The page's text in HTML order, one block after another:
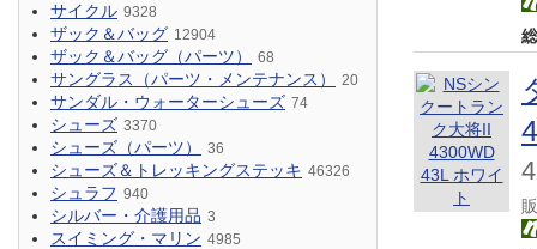
サイクル 9328
ザック＆バッグ 12904
ザック＆バッグ（パーツ） 68
サングラス（パーツ・メンテナンス） 20
サンダル・ウォーターシューズ 74
シューズ 3370
シューズ（パーツ） 36
シューズ＆トレッキングステッキ 46326
シュラフ 940
シルバー・介護用品 3
スイミング・マリン 4985